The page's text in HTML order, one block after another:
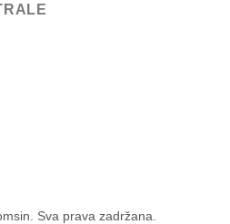
Sva prava zadržana.